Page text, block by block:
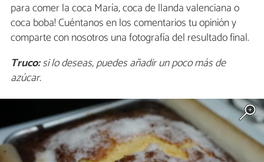
para comer la coca María, coca de llanda valenciana o
coca boba! Cuéntanos en los comentarios tu opinión y
comparte con nosotros una fotografía del resultado final.
Truco:si lo deseas, puedes añadir un poco más de
azúcar.